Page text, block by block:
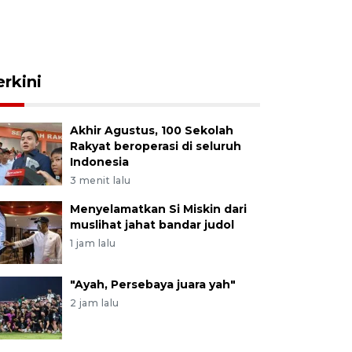
Akhir Agustus, 100 Sekolah
Rakyat beroperasi di seluruh
Indonesia
3 menit lalu
Menyelamatkan Si Miskin dari
muslihat jahat bandar judol
1 jam lalu
"Ayah, Persebaya juara yah"
2 jam lalu